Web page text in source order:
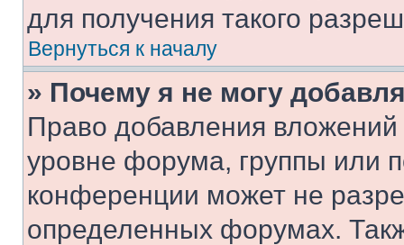
для получения такого
Вернуться к началу
» Почему я не могу
Право добавления
уровне форума, группы или
конференции может не
определенных форумах.